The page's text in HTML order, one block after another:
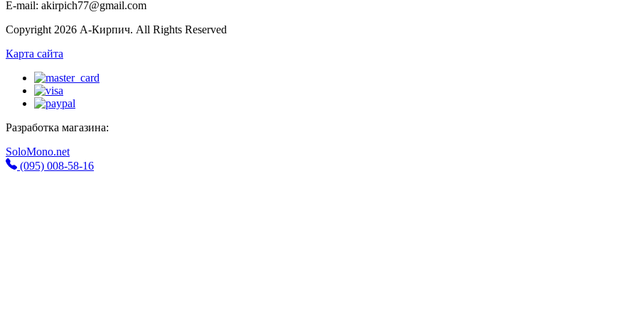
E-mail: akirpich77@gmail.com
Copyright 2026 А-Кирпич. All Rights Reserved
Карта сайта
Разработка магазина:
SoloMono.net
(095) 008-58-16